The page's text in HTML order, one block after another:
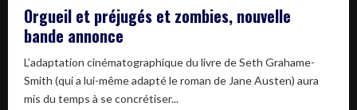
Orgueil et préjugés et zombies, nouvelle
bande annonce
L’adaptation cinématographique du livre de Seth Grahame-
Smith (qui a lui-même adapté le roman de Jane Austen) aura
mis du temps à se concrétiser...